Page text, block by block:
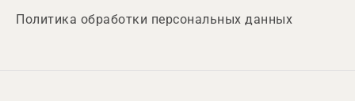
Политика обработки персональных данных